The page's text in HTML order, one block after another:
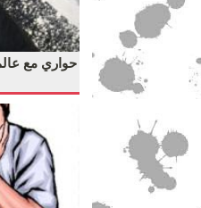
حواري مع